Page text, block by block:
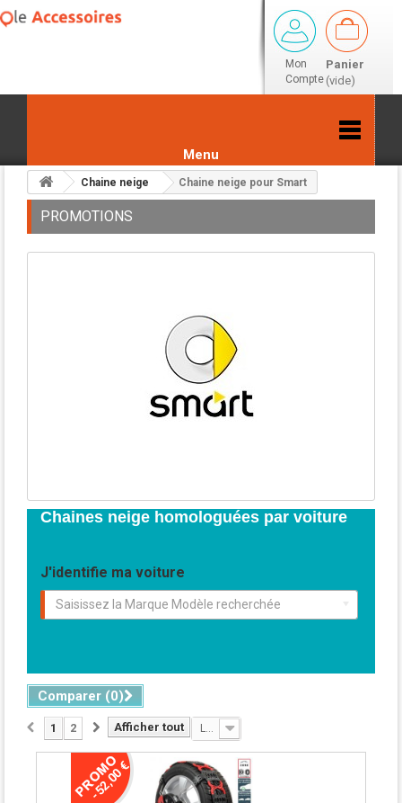
Mon
Compte
Panier
(vide)
Menu
Chaine neige Chaine neige pour Smart
PROMOTIONS
Chaines neige homologuées par voiture
J'identifie ma voiture
Saisissez la Marque Modèle recherchée
Comparer (0)
Afficher tout
1 2 Le moins cher
-52,00 €